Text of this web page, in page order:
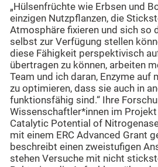
„Hülsenfrüchte wie Erbsen und
einzigen Nutzpflanzen, die
Atmosphäre fixieren und sich so
selbst zur Verfügung stellen
diese Fähigkeit perspektivisch
übertragen zu können, arbeiten
Team und ich daran, Enzyme auf
zu optimieren, dass sie auch in
funktionsfähig sind.“ Ihre
Wissenschaftler*innen im
Catalytic Potential of
mit einem ERC Advanced Grant
beschreibt einen zweistufigen
stehen Versuche mit nicht